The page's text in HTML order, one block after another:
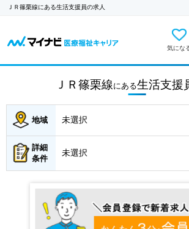
ＪＲ篠栗線にある生活支援員の求人
気にな
ＪＲ篠栗線 にある生活支援
地域 未選択
詳細
条件
未選択